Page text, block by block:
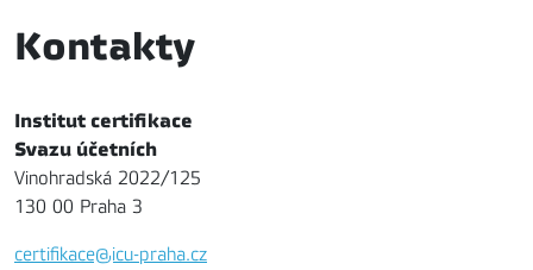
Kontakty
Institut certifikace
Svazu účetních
Vinohradská 2022/125
130 00 Praha 3
certifikace@icu-praha.cz